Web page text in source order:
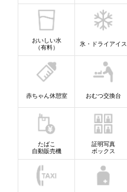
おいしい水
（有料）
氷・ドライアイス
赤ちゃん休憩室 おむつ交換台
たばこ
自動販売機
証明写真
ボックス